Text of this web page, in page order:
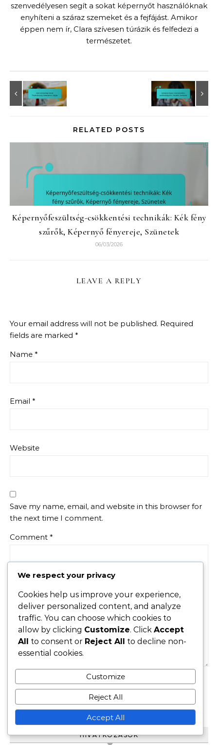
szenvedélyesen segít a sokat képernyőt használóknak
enyhíteni a száraz szemeket és a fejfájást. Amikor
éppen nem ír, Clara szívesen túrázik és felfedezi a
természetet.
RELATED POSTS
Képernyőfeszültség-csökkentési technikák: Kék fény
szűrők, Képernyő fényereje, Szünetek
06/03/2026
LEAVE A REPLY
Your email address will not be published. Required
fields are marked *
Name *
Email *
Website
Save my name, email, and website in this browser for
the next time I comment.
Comment *
HIVATKOZÁSOK
We respect your privacy
Cookies help us improve your experience,
deliver personalized content, and analyze
traffic. You can choose which cookies to
allow by clicking Customize. Click Accept
All to consent or Reject All to decline non-
essential cookies.
Customize
Reject All
Accept All